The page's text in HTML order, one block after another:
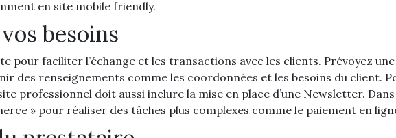
en site mobile friendly.
besoins
pour faciliter l’échange et les transactions avec les clients. Prévoyez
des renseignements comme les coordonnées et les besoins du client.
professionnel doit aussi inclure la mise en place d’une Newsletter.
» pour réaliser des tâches plus complexes comme le paiement en